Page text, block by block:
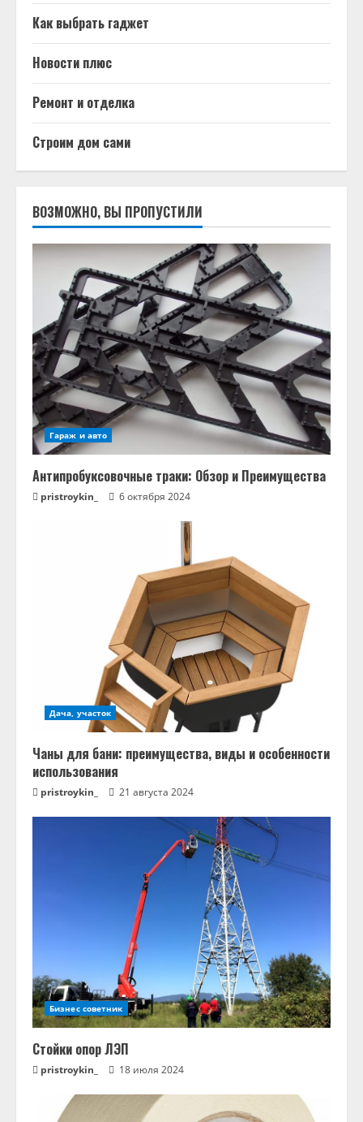
Как выбрать гаджет
Новости плюс
Ремонт и отделка
Строим дом сами
ВОЗМОЖНО, ВЫ ПРОПУСТИЛИ
Гараж и авто
Антипробуксовочные траки: Обзор и Преимущества
pristroykin_ 6 октября 2024
Дача, участок
Чаны для бани: преимущества, виды и особенности
использования
pristroykin_ 21 августа 2024
Бизнес советник
Стойки опор ЛЭП
pristroykin_ 18 июля 2024